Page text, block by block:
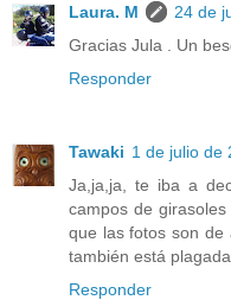
Laura. M
24 de
Gracias Jula . Un
Responder
Tawaki 1 de julio de
Ja,ja,ja, te iba a
campos de
que las fotos son de
también está plagada.
Responder